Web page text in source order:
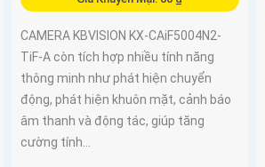
CAMERA KBVISION KX-CAiF5004N2-
TiF-A còn tích hợp nhiều tính năng
thông minh như phát hiện chuyển
động, phát hiện khuôn mặt, cảnh báo
âm thanh và động tác, giúp tăng
cường tính...